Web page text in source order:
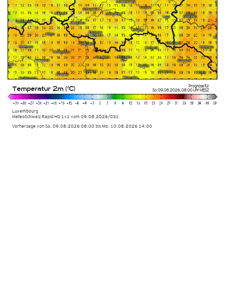
Prognose für
So. 09.08.2026,08:00 UhrMESZ
Luxembourg
MeteoSchweiz Rapid HD 1x1 vom 09.08.2026/03z
Temperatur 2m (°C)
Vorhersage von So. 09.08.2026 08:00 bis Mo. 10.08.2026 14:00